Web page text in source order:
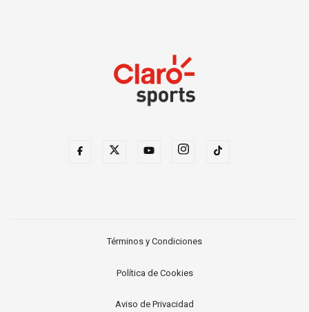
Términos y Condiciones
Política de Cookies
Aviso de Privacidad